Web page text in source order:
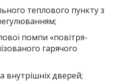
теплового пункту з
помпи «повітря-
гарячого
внутрішніх дверей;